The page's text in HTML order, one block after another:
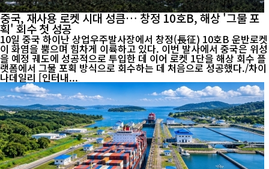
중국, 재사용 로켓 시대 성큼… 창정 10호B, 해상 '그물 포
획' 회수 첫 성공
10일 중국 하이난 상업우주발사장에서 창정(長征) 10호B 운반로켓
이 화염을 뿜으며 힘차게 이륙하고 있다. 이번 발사에서 중국은 위성
을 예정 궤도에 성공적으로 투입한 데 이어 로켓 1단을 해상 회수 플
랫폼에서 그물 포획 방식으로 회수하는 데 처음으로 성공했다./차이
나데일리 [인터내...